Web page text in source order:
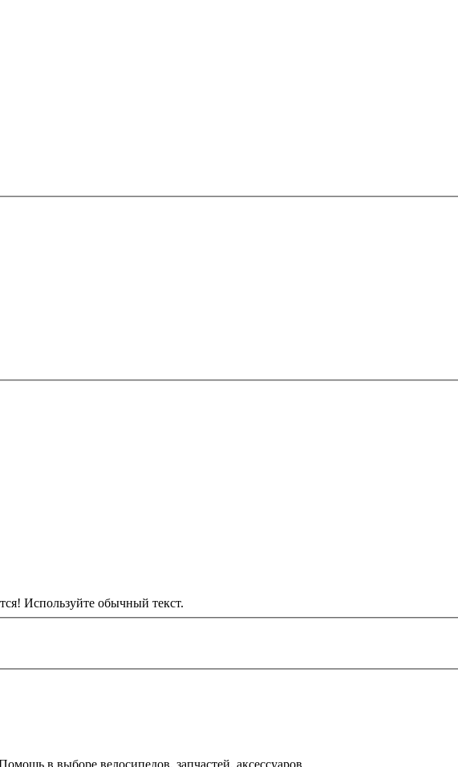
Используйте обычный текст.